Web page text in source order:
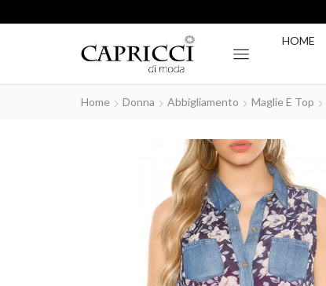
HOME
Home Donna Abbigliamento Maglie E Top